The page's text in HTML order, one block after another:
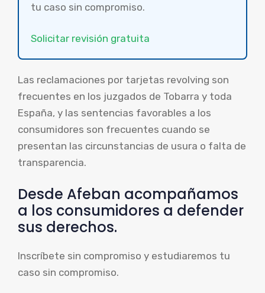
tu caso sin compromiso.
Solicitar revisión gratuita
Las reclamaciones por tarjetas revolving son
frecuentes en los juzgados de Tobarra y toda
España, y las sentencias favorables a los
consumidores son frecuentes cuando se
presentan las circunstancias de usura o falta de
transparencia.
Desde Afeban acompañamos
a los consumidores a defender
sus derechos.
Inscríbete sin compromiso y estudiaremos tu
caso sin compromiso.